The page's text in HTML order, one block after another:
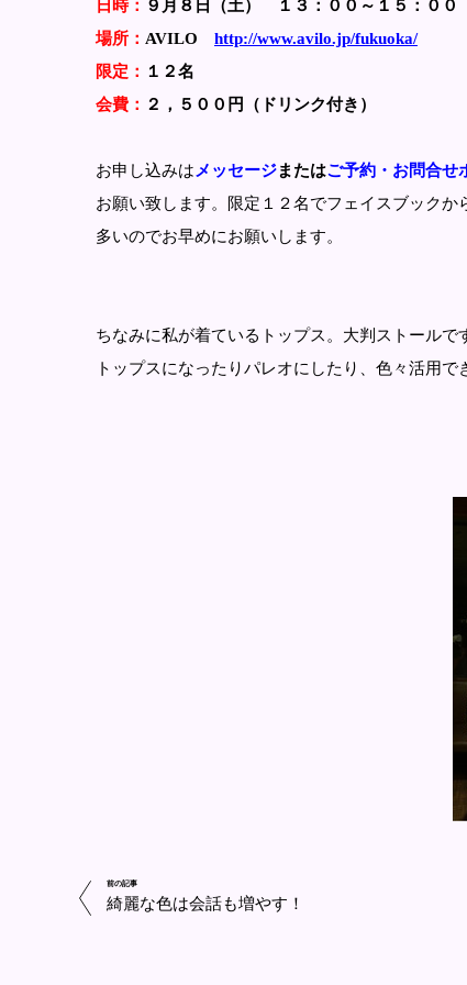
日時： ９月８日（土） １３：００～１５：００
場所： AVILO
http://www.avilo.jp/fukuoka/
限定：
１２名
会費：
２，５００円（ドリンク付き）
お申し込みは メッセージまたはご予約・お問合せ
お願い致します。限定１２名でフェイスブックか
多いのでお早めにお願いします。
ちなみに私が着ているトップス。大判ストールで
トップスになったりパレオにしたり、色々活用で
前の記事
綺麗な色は会話も増やす！